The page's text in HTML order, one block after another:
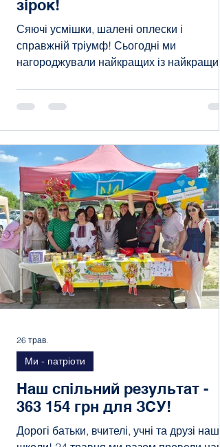
зірок!
Сяючі усмішки, шалені оплески і
справжній тріумф! Сьогодні ми
нагороджували найкращих із найкращих
діти — наша гордість, наше майбутнє і
наше натхнення. Вони щодня доводять,
що наполеглива праця, розум та сила
духу здатні підкорити будь-які вершини. І
сьогодні вони відчули себе справжніми
зірками, пройшовши під гучні овації по
червоній доріжці! Цей день ми
запам'ятаємо надовго. Ви — неймовірні!
Ніколи
Наш спільний результат -
363 154 грн для ЗСУ!
Дорогі батьки, вчителі, учні та друзі
Ми - патріоти
26 трав.